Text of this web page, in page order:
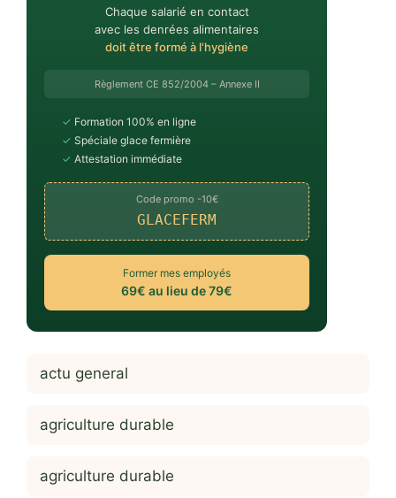
Chaque salarié en contact
avec les denrées alimentaires
doit être formé à l'hygiène
Règlement CE 852/2004 – Annexe II
✓ Formation 100% en ligne
✓ Spéciale glace fermière
✓ Attestation immédiate
Code promo -10€
GLACEFERM
Former mes employés
69€ au lieu de 79€
actu general
agriculture durable
agriculture durable